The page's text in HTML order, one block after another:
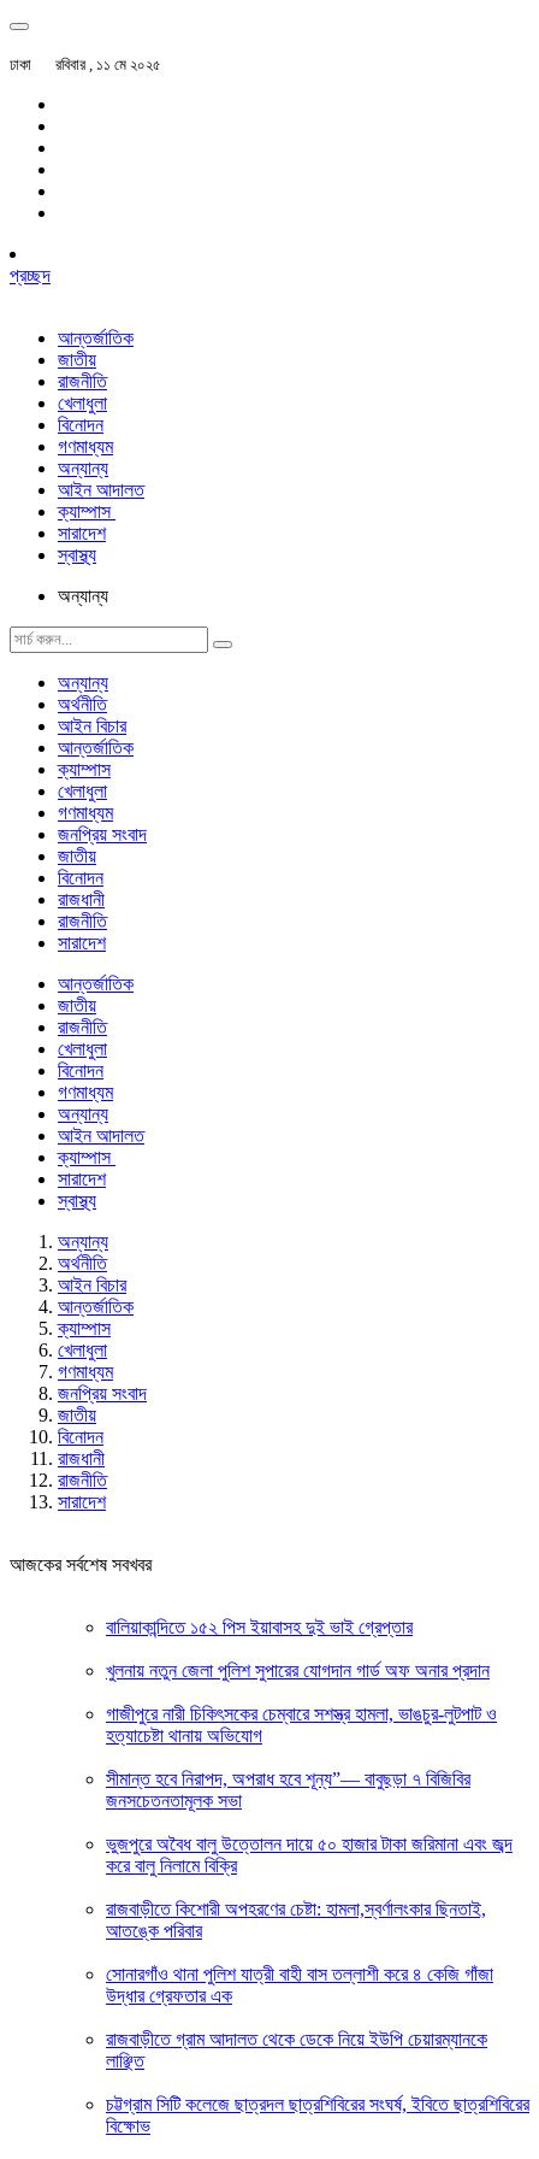
ঢাকা রবিবার , ১১ মে ২০২৫
প্রচ্ছদ
আন্তর্জাতিক
জাতীয়
রাজনীতি
খেলাধুলা
বিনোদন
গণমাধ্যম
অন্যান্য
আইন আদালত
ক্যাম্পাস
সারাদেশ
স্বাস্থ্য
অন্যান্য
অন্যান্য
অর্থনীতি
আইন বিচার
আন্তর্জাতিক
ক্যাম্পাস
খেলাধুলা
গণমাধ্যম
জনপ্রিয় সংবাদ
জাতীয়
বিনোদন
রাজধানী
রাজনীতি
সারাদেশ
আন্তর্জাতিক
জাতীয়
রাজনীতি
খেলাধুলা
বিনোদন
গণমাধ্যম
অন্যান্য
আইন আদালত
ক্যাম্পাস
সারাদেশ
স্বাস্থ্য
অন্যান্য
অর্থনীতি
আইন বিচার
আন্তর্জাতিক
ক্যাম্পাস
খেলাধুলা
গণমাধ্যম
জনপ্রিয় সংবাদ
জাতীয়
বিনোদন
রাজধানী
রাজনীতি
সারাদেশ
আজকের সর্বশেষ সবখবর
বালিয়াকান্দিতে ১৫২ পিস ইয়াবাসহ দুই ভাই গ্রেপ্তার
খুলনায় নতুন জেলা পুলিশ সুপারের যোগদান গার্ড অফ অনার প্রদান
গাজীপুরে নারী চিকিৎসকের চেম্বারে সশস্ত্র হামলা, ভাঙচুর-লুটপাট ও
হত্যাচেষ্টা থানায় অভিযোগ
সীমান্ত হবে নিরাপদ, অপরাধ হবে শূন্য”— বাবুছড়া ৭ বিজিবির
জনসচেতনতামূলক সভা
ভুজপুরে অবৈধ বালু উত্তোলন দায়ে ৫০ হাজার টাকা জরিমানা এবং জব্দ
করে বালু নিলামে বিক্রি
রাজবাড়ীতে কিশোরী অপহরণের চেষ্টা: হামলা,স্বর্ণালংকার ছিনতাই,
আতঙ্কে পরিবার
সোনারগাঁও থানা পুলিশ যাত্রী বাহী বাস তল্লাশী করে ৪ কেজি গাঁজা
উদ্ধার গ্রেফতার এক
রাজবাড়ীতে গ্রাম আদালত থেকে ডেকে নিয়ে ইউপি চেয়ারম্যানকে
লাঞ্ছিত
চট্টগ্রাম সিটি কলেজে ছাত্রদল ছাত্রশিবিরের সংঘর্ষ, ইবিতে ছাত্রশিবিরের
বিক্ষোভ